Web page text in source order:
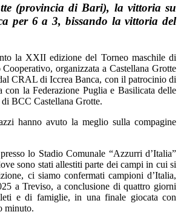
(provincia di Bari), la vittoria su
per 6 a 3, bissando la vittoria del
la XXII edizione del Torneo maschile di
organizzata a Castellana Grotte
CRAL di Iccrea Banca, con il patrocinio di
con la Federazione Puglia e Basilicata delle
BCC Castellana Grotte.
hanno avuto la meglio sulla compagine
lo Stadio Comunale “Azzurri d’Italia”
sono stati allestiti parte dei campi in cui si
ci siamo confermati campioni d’Italia,
a Treviso, a conclusione di quattro giorni
e di famiglie, in una finale giocata con
minuto.